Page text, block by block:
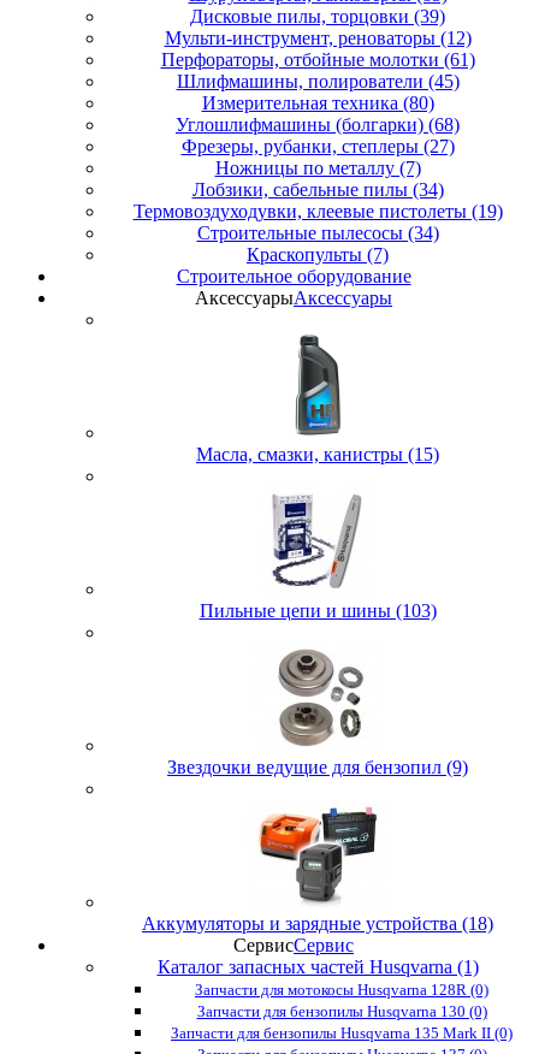
Дисковые пилы, торцовки (39)
Мульти-инструмент, реноваторы (12)
Перфораторы, отбойные молотки (61)
Шлифмашины, полирователи (45)
Измерительная техника (80)
Углошлифмашины (болгарки) (68)
Фрезеры, рубанки, степлеры (27)
Ножницы по металлу (7)
Лобзики, сабельные пилы (34)
Термовоздуходувки, клеевые пистолеты (19)
Строительные пылесосы (34)
Краскопульты (7)
Строительное оборудование
АксессуарыАксессуары
Масла, смазки, канистры (15)
Пильные цепи и шины (103)
Звездочки ведущие для бензопил (9)
Аккумуляторы и зарядные устройства (18)
СервисСервис
Каталог запасных частей Husqvarna (1)
Запчасти для мотокосы Husqvarna 128R (0)
Запчасти для бензопилы Husqvarna 130 (0)
Запчасти для бензопилы Husqvarna 135 Mark II (0)